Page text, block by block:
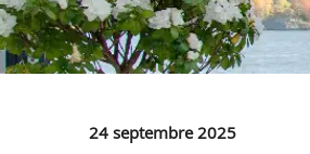
24 septembre 2025